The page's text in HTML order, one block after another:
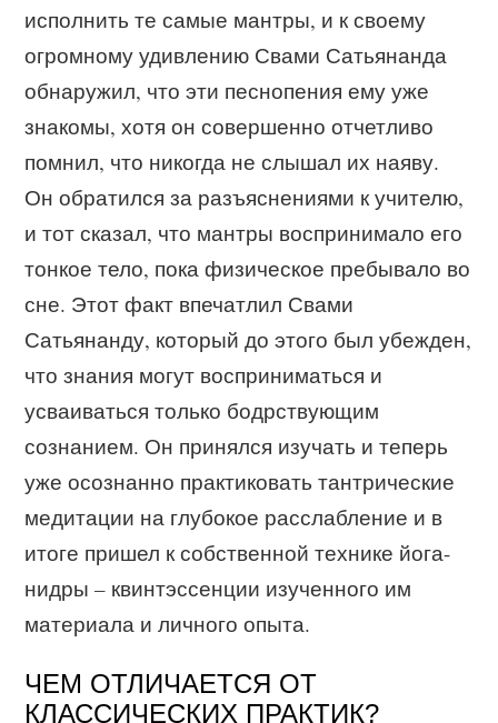
исполнить те самые мантры, и к своему
огромному удивлению Свами Сатьянанда
обнаружил, что эти песнопения ему уже
знакомы, хотя он совершенно отчетливо
помнил, что никогда не слышал их наяву.
Он обратился за разъяснениями к учителю,
и тот сказал, что мантры воспринимало его
тонкое тело, пока физическое пребывало во
сне. Этот факт впечатлил Свами
Сатьянанду, который до этого был убежден,
что знания могут восприниматься и
усваиваться только бодрствующим
сознанием. Он принялся изучать и теперь
уже осознанно практиковать тантрические
медитации на глубокое расслабление и в
итоге пришел к собственной технике йога-
нидры – квинтэссенции изученного им
материала и личного опыта.
ЧЕМ ОТЛИЧАЕТСЯ ОТ
КЛАССИЧЕСКИХ ПРАКТИК?